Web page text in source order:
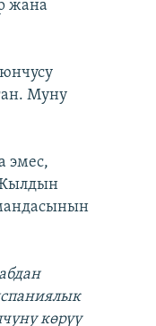
жана
Муну
эмес,
көрүү